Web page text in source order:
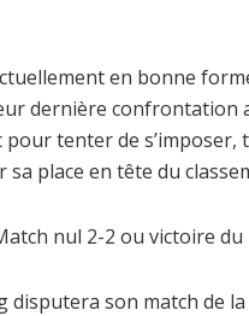
en bonne
dernière
tenter de s’imposer,
place en tête du
nul 2-2 ou victoire du
son match de